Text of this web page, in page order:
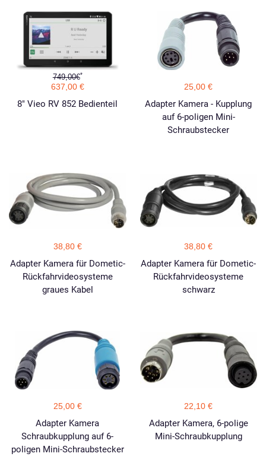
749,00€*
637,00 €
8" Vieo RV 852 Bedienteil
25,00 €
Adapter Kamera - Kupplung
auf 6-poligen Mini-
Schraubstecker
38,80 €
Adapter Kamera für Dometic-
Rückfahrvideosysteme
graues Kabel
38,80 €
Adapter Kamera für Dometic-
Rückfahrvideosysteme
schwarz
25,00 €
Adapter Kamera
Schraubkupplung auf 6-
poligen Mini-Schraubstecker
22,10 €
Adapter Kamera, 6-polige
Mini-Schraubkupplung